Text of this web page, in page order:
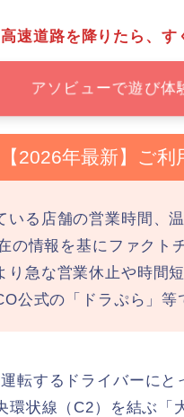
速道路を降りたら、す
アソビューで遊び体
【2026年最新】ご
いる店舗の営業時間、
の情報を基にファクト
り急な営業休止や時間
公式の「ドラぷら」等
転するドライバーに
状線（C2）を結ぶ「